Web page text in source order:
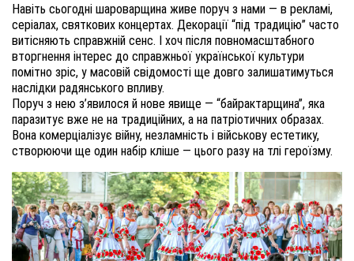
Навіть сьогодні шароварщина живе поруч з нами — в рекламі,
серіалах, святкових концертах. Декорації “під традицію” часто
витісняють справжній сенс. І хоч після повномасштабного
вторгнення інтерес до справжньої української культури
помітно зріс, у масовій свідомості ще довго залишатимуться
наслідки радянського впливу.
Поруч з нею з’явилося й нове явище — “байрактарщина”, яка
паразитує вже не на традиційних, а на патріотичних образах.
Вона комерціалізує війну, незламність і військову естетику,
створюючи ще один набір кліше — цього разу на тлі героїзму.